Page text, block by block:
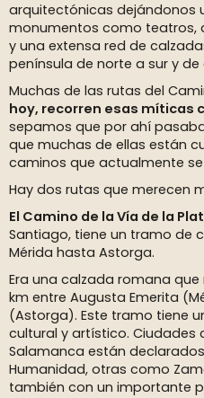
arquitectónicas dejándonos
monumentos como teatros,
y una extensa red de
península de norte a sur y de
Muchas de las rutas del
hoy, recorren esas míticas
sepamos que por ahí
que muchas de ellas están
caminos que actualmente se
Hay dos rutas que merecen
El Camino de la Vía de la
Santiago, tiene un tramo de
Mérida hasta Astorga.
Era una calzada romana
km entre Augusta Emerita
(Astorga). Este tramo tiene
cultural y artístico. Ciudades
Salamanca están
Humanidad, otras como
también con un importante